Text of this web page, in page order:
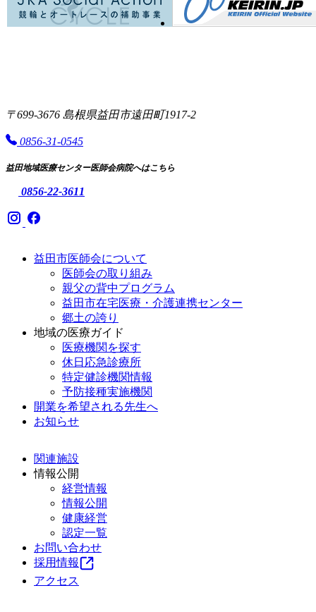
〒699-3676 島根県益田市遠田町1917-2
0856-31-0545
益田地域医療センター医師会病院へはこちら
0856-22-3611
益田市医師会について
医師会の取り組み
親父の背中プログラム
益田市在宅医療・介護連携センター
郷土の誇り
地域の医療ガイド
医療機関を探す
休日応急診療所
特定健診機関情報
予防接種実施機関
開業を希望される先生へ
お知らせ
関連施設
情報公開
経営情報
情報公開
健康経営
認定一覧
お問い合わせ
採用情報
アクセス